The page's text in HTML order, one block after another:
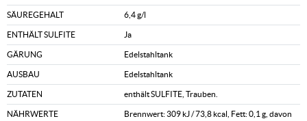
SÄUREGEHALT 6,4 g/l
ENTHÄLT SULFITE Ja
GÄRUNG Edelstahltank
AUSBAU Edelstahltank
ZUTATEN enthält SULFITE, Trauben.
NÄHRWERTE
Brennwert: 309 kJ / 73,8 kcal, Fett: 0,1 g, davon